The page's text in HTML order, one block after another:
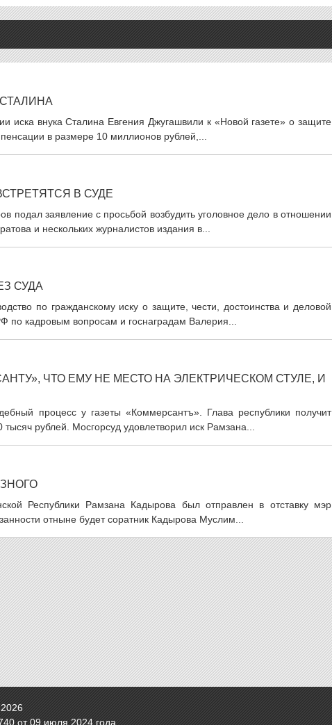
иска внука Сталина Евгения Джугашвили к «Новой газете» о защите
в размере 10 миллионов рублей,...
В СУДЕ
подал заявление с просьбой возбудить уголовное дело в отношении
и нескольких журналистов издания в...
СУДА
по гражданскому иску о защите, чести, достоинства и деловой
по кадровым вопросам и госнаградам Валерия...
ЧТО ЕМУ НЕ МЕСТО НА ЭЛЕКТРИЧЕСКОМ СТУЛЕ, И
процесс у газеты «Коммерсантъ». Глава республики получит
рублей. Мосгорсуд удовлетворил иск Рамзана...
Республики Рамзана Кадырова был отправлен в отставку мэр
отныне будет соратник Кадырова Муслим...
2026
от 09 июля 2024 года.